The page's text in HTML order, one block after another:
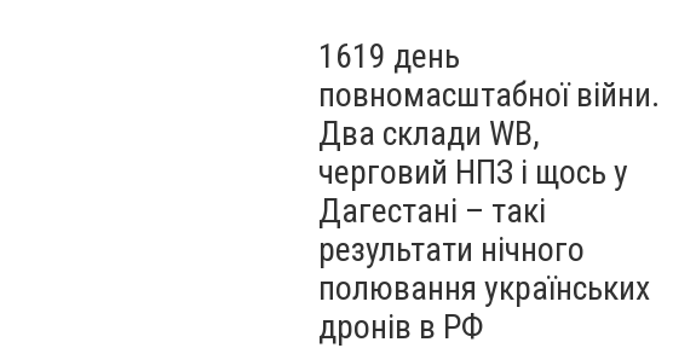
1619 день
повномасштабної війни.
Два склади WB,
черговий НПЗ і щось у
Дагестані – такі
результати нічного
полювання українських
дронів в РФ